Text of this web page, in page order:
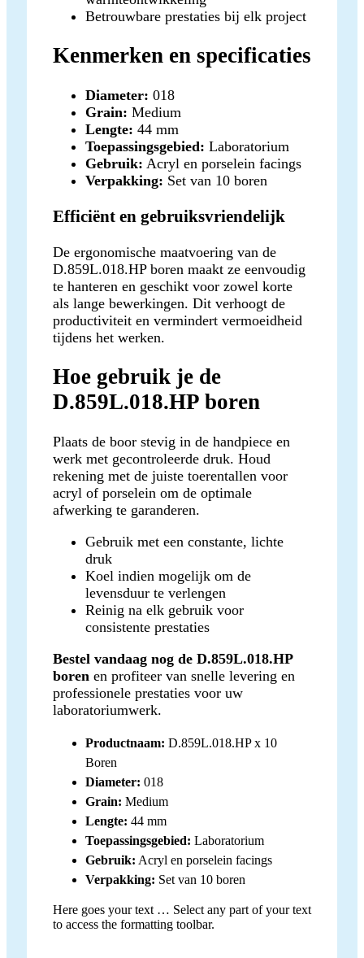
Betrouwbare prestaties bij elk project
Kenmerken en specificaties
Diameter: 018
Grain: Medium
Lengte: 44 mm
Toepassingsgebied: Laboratorium
Gebruik: Acryl en porselein facings
Verpakking: Set van 10 boren
Efficiënt en gebruiksvriendelijk
De ergonomische maatvoering van de
D.859L.018.HP boren maakt ze eenvoudig
te hanteren en geschikt voor zowel korte
als lange bewerkingen. Dit verhoogt de
productiviteit en vermindert vermoeidheid
tijdens het werken.
Hoe gebruik je de
D.859L.018.HP boren
Plaats de boor stevig in de handpiece en
werk met gecontroleerde druk. Houd
rekening met de juiste toerentallen voor
acryl of porselein om de optimale
afwerking te garanderen.
Gebruik met een constante, lichte
druk
Koel indien mogelijk om de
levensduur te verlengen
Reinig na elk gebruik voor
consistente prestaties
Bestel vandaag nog de D.859L.018.HP
boren en profiteer van snelle levering en
professionele prestaties voor uw
laboratoriumwerk.
Productnaam: D.859L.018.HP x 10
Boren
Diameter: 018
Grain: Medium
Lengte: 44 mm
Toepassingsgebied: Laboratorium
Gebruik: Acryl en porselein facings
Verpakking: Set van 10 boren
Here goes your text … Select any part of your text
to access the formatting toolbar.